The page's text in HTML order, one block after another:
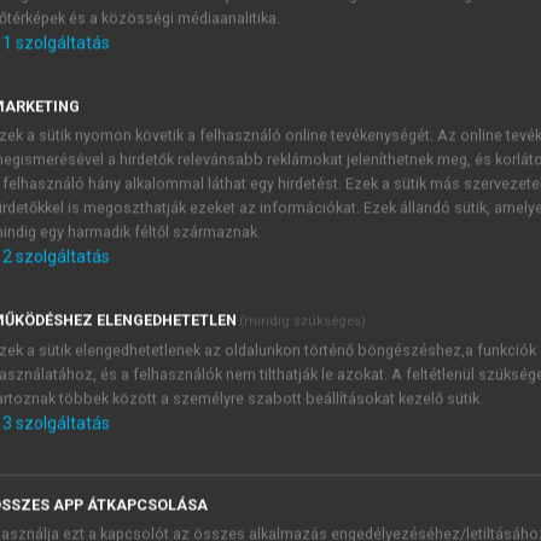
azonosítóval
JELSZÓ
Kérek értesítést a MeRSZ
Kérek értesítést az
és a közösségi médiaanalitika.
1 szolgáltatás
a sütik nyomon követik a felhasználó online tevékenységét. Az online
a hirdetők relevánsabb reklámokat jeleníthetnek meg, és
felhasználó hány alkalommal láthat egy hirdetést. Ezek a sütik más
is megoszthatják ezeket az információkat. Ezek állandó sütik,
egy harmadik féltől származnak.
2szolgáltatás
ELENGEDHETETLEN (mindig szükséges)
a sütik elengedhetetlenek az oldalunkon történő böngészéshez,a funkciók
és a felhasználók nem tilthatják le azokat. A feltétlenül
többek között a személyre szabott beállításokat kezelő sütik.
3 szolgáltatás
APP ÁTKAPCSOLÁSA
ezt a kapcsolót az összes alkalmazás engedélyezéséhez/